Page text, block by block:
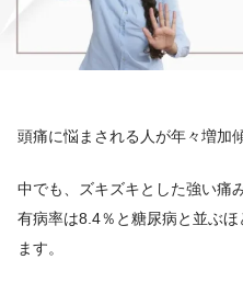
頭痛に悩まされる人が年々増加
中でも、ズキズキとした強い痛
有病率は8.4％と糖尿病と並ぶ
ます。